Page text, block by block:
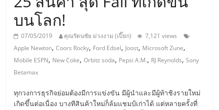
เอ
ส
เอ็
มอี
บนโลก!
07/05/2019 คุณรัตนชัย ม่วงงาม (เปี๊ยก)
7,121 views
Apple Newton,Coors Rocky, Ford Edsel, Joost, Microsoft Zune,
Mobile ESPN, New Coke,Orbitz soda, Pepsi A.M., RJ Reynolds,Sony
Betamax
ทุกวงการธุรกิจย่อมต้องมีการแข่งขัน มีผู้นำและมีผู้ท้าชิงรายใหม่
เกิดขึ้นต่อเนื่อง บางทีสินค้าใหม่ก็ล้มแชมป์เก่าได้ แต่หลายครั้งที่